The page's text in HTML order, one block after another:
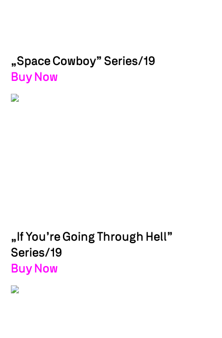
„Space Cowboy” Series/19
Buy Now
„If You’re Going Through Hell”
Series/19
Buy Now